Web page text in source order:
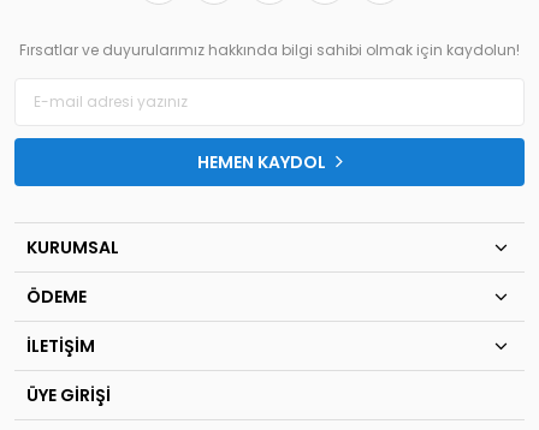
Fırsatlar ve duyurularımız hakkında bilgi sahibi olmak için kaydolun!
HEMEN KAYDOL
KURUMSAL
ÖDEME
İLETİŞİM
ÜYE GİRİŞİ